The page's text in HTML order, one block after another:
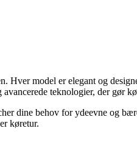
model er elegant og
teknologier, der gør
dine behov for ydeevne og
køretur.